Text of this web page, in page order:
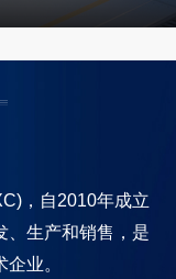
，自2010年成立
、生产和销售，是
业。